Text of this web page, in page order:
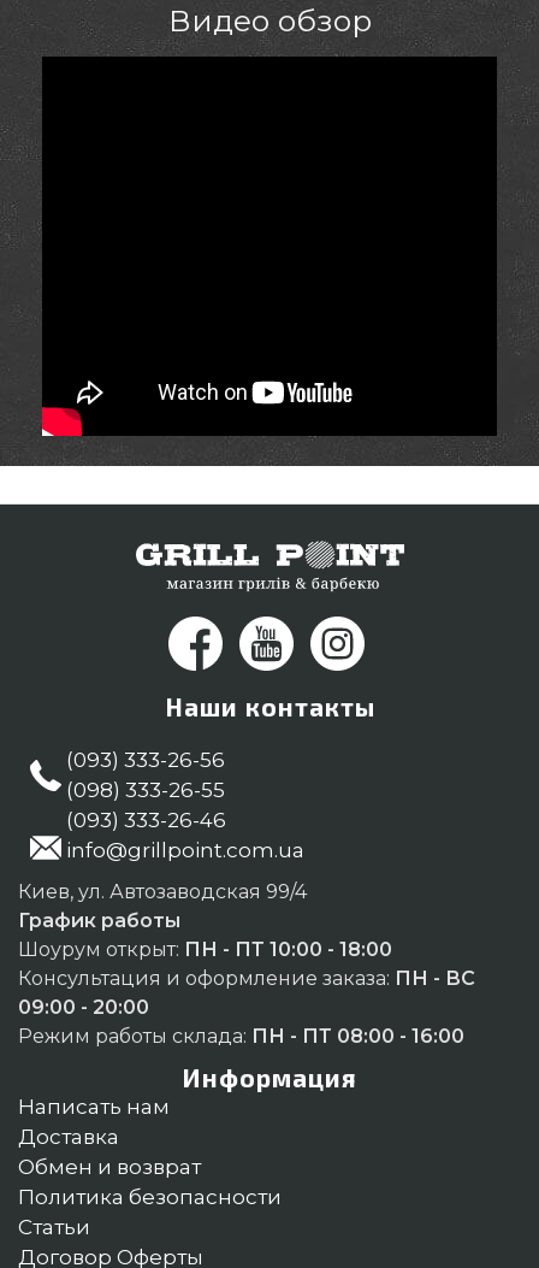
Видео обзор
Наши контакты
(093) 333-26-56
(098) 333-26-55
(093) 333-26-46
info@grillpoint.com.ua
Киев, ул. Автозаводская 99/4
График работы
Шоурум открыт: ПН - ПТ 10:00 - 18:00
Консультация и оформление заказа: ПН - ВС
09:00 - 20:00
Режим работы склада: ПН - ПТ 08:00 - 16:00
Информация
Написать нам
Доставка
Обмен и возврат
Политика безопасности
Статьи
Договор Оферты